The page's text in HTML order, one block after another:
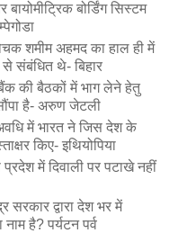
बोर्डिंग सिस्टम
शमीम अहमद का हाल ही में
संबंधित थे- बिहार
की बैठकों में भाग लेने हेतु
है- अरुण जेटली
अवधि में भारत ने जिस देश के
किए- इथियोपिया
में दिवाली पर पटाखे नहीं
सरकार द्वारा देश भर में
है? पर्यटन पर्व